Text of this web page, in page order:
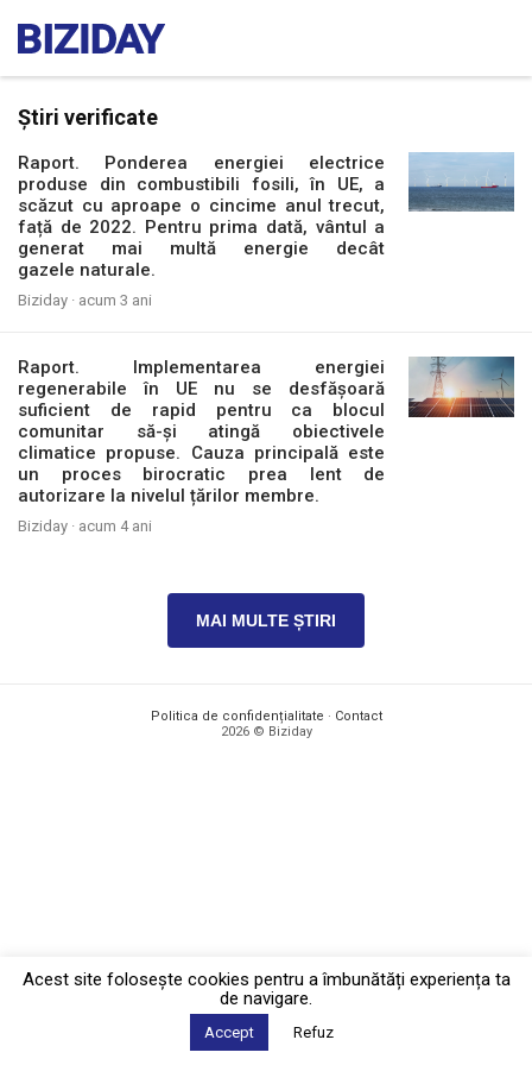
Știri verificate
Raport. Ponderea energiei electrice
produse din combustibili fosili, în UE, a
scăzut cu aproape o cincime anul trecut,
față de 2022. Pentru prima dată, vântul a
generat mai multă energie decât
gazele naturale.
Biziday · acum 3 ani
Raport. Implementarea energiei
regenerabile în UE nu se desfășoară
suficient de rapid pentru ca blocul
comunitar să-și atingă obiectivele
climatice propuse. Cauza principală este
un proces birocratic prea lent de
autorizare la nivelul țărilor membre.
Biziday · acum 4 ani
MAI MULTE ȘTIRI
Politica de confidențialitate · Contact
2026 © Biziday
Acest site foloseşte cookies pentru a îmbunătăți experiența ta
de navigare.
Accept Refuz